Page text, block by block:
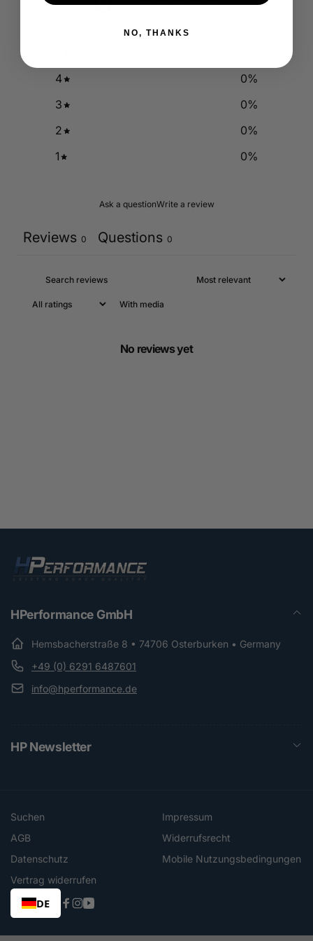
/ 5
4
0%
3
0%
2
0%
1
0%
Ask a questionWrite a review
Reviews 0 Questions 0
With media
No reviews yet
HPerformance GmbH
Hemsbacherstraße 8 • 74706 Osterburken • Germany
+49 (0) 6291 6487601
info@hperformance.de
HP Newsletter
Suchen
Impressum
AGB
Widerrufsrecht
Datenschutz
Mobile Nutzungsbedingungen
Vertrag widerrufen
DE
Facebook
Instagram
YouTube
NO, THANKS